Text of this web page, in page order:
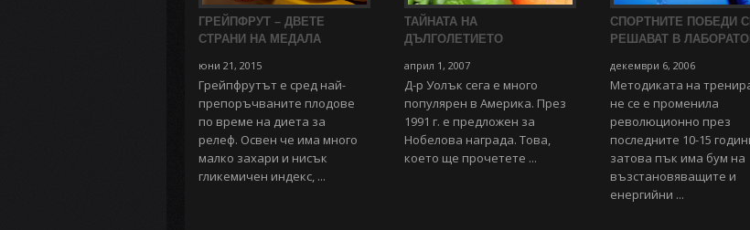
ГРЕЙПФРУТ – ДВЕТЕ
СТРАНИ НА МЕДАЛА
юни 21, 2015
Грейпфрутът е сред най-
препоръчваните плодове
по време на диета за
релеф. Освен че има много
малко захари и нисък
гликемичен индекс, ...
ТАЙНАТА НА
ДЪЛГОЛЕТИЕТО
април 1, 2007
Д-р Уолък сега е много
популярен в Америка. През
1991 г. е предложен за
Нобелова награда. Това,
което ще прочетете ...
СПОРТНИТЕ ПОБЕДИ
РЕШАВАТ В
декември 6, 2006
Методиката на
не се е променила
революционно през
последните 10-15
затова пък има бум на
възстановяващите и
енергийни ...